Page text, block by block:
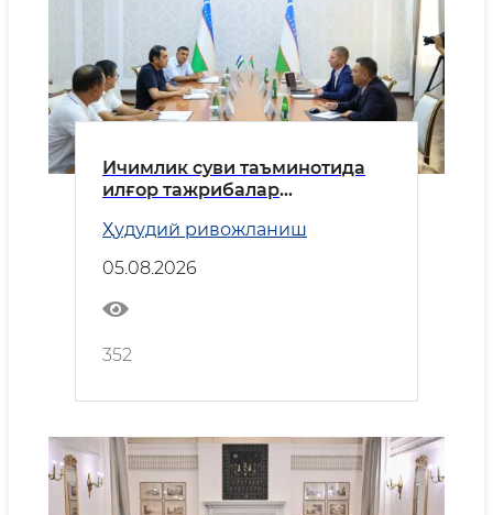
Ичимлик суви таъминотида
илғор тажрибалар
Ҳудудий ривожланиш
05.08.2026
352